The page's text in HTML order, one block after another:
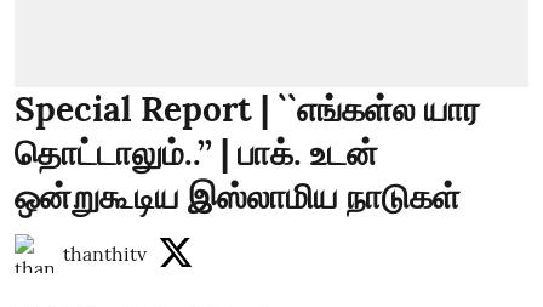
Special Report | ``எங்கள்ல யார
தொட்டாலும்..’’ | பாக். உடன்
ஒன்றுகூடிய இஸ்லாமிய நாடுகள்
thanthitv